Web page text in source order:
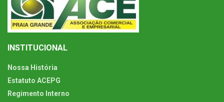
INSTITUCIONAL
Nossa História
Estatuto ACEPG
Regimento Interno